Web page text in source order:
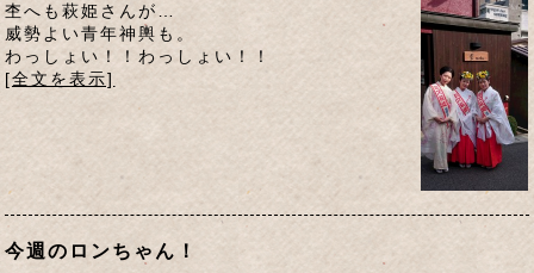
杢へも萩姫さんが…
威勢よい青年神輿も。
わっしょい！！わっしょい！！
[全文を表示]
今週のロンちゃん！